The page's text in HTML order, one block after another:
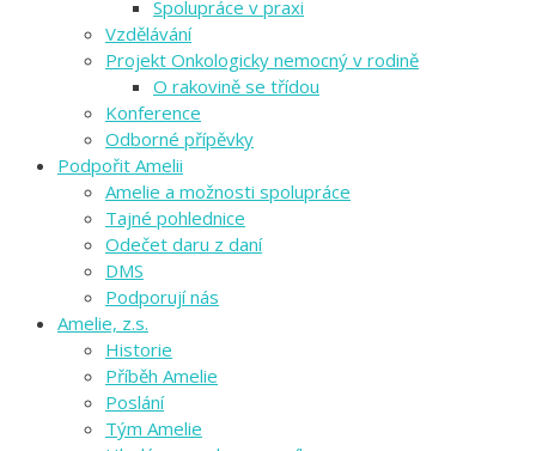
Spolupráce v praxi
Vzdělávání
Projekt Onkologicky nemocný v rodině
O rakovině se třídou
Konference
Odborné přípěvky
Podpořit Amelii
Amelie a možnosti spolupráce
Tajné pohlednice
Odečet daru z daní
DMS
Podporují nás
Amelie, z.s.
Historie
Příběh Amelie
Poslání
Tým Amelie